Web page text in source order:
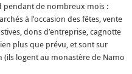
pendant de nombreux mois :
à l’occasion des fêtes, vente
dons d’entreprise, cagnotte
plus que prévu, et sont sur
(ils logent au monastère de Namo